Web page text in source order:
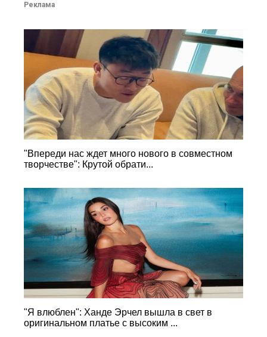
Реклама
"Впереди нас ждет много нового в совместном
творчестве": Крутой обрати...
"Я влюблен": Ханде Эрчел вышла в свет в
оригинальном платье с высоким ...